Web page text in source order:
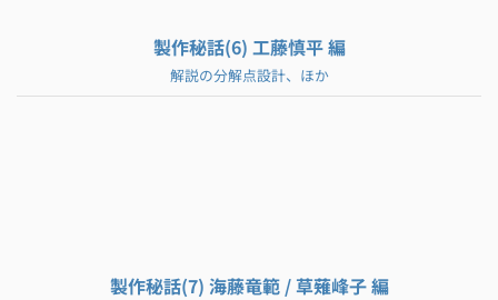
製作秘話(6) 工藤慎平 編
解説の分解点設計、ほか
製作秘話(7) 海藤竜範 / 草薙峰子 編